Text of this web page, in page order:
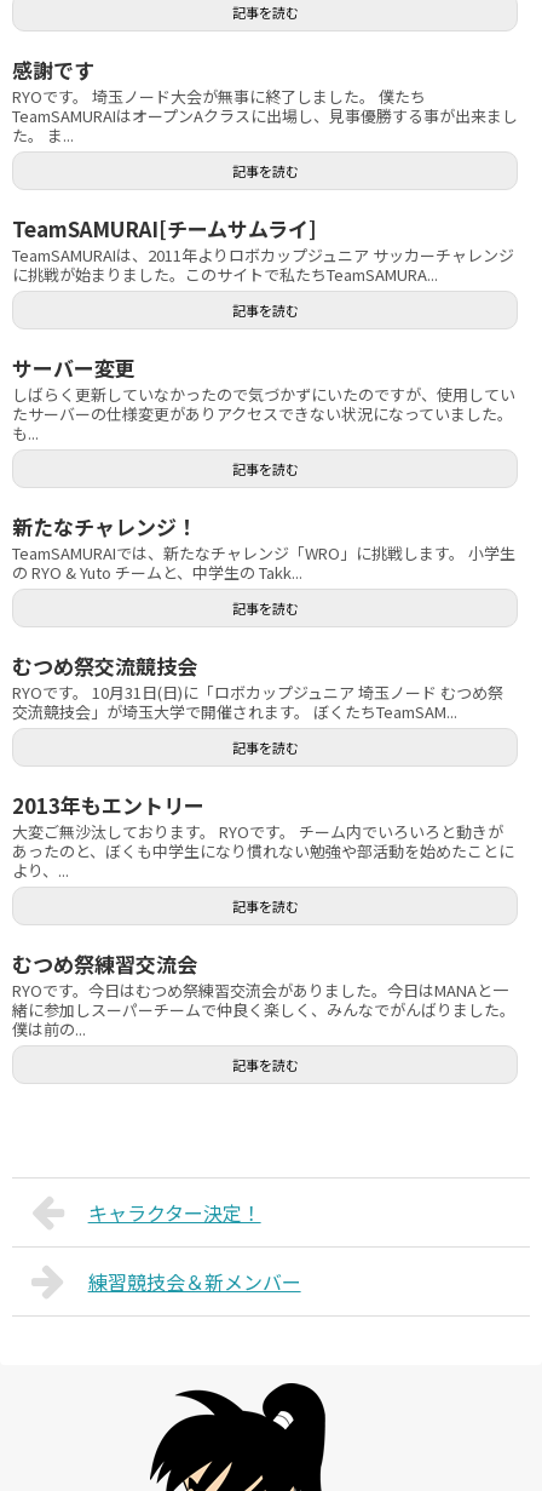
記事を読む
感謝です
RYOです。 埼玉ノード大会が無事に終了しました。 僕たち
TeamSAMURAIはオープンAクラスに出場し、見事優勝する事が出来まし
た。 ま...
記事を読む
TeamSAMURAI[チームサムライ]
TeamSAMURAIは、2011年よりロボカップジュニア サッカーチャレンジ
に挑戦が始まりました。このサイトで私たちTeamSAMURA...
記事を読む
サーバー変更
しばらく更新していなかったので気づかずにいたのですが、使用してい
たサーバーの仕様変更がありアクセスできない状況になっていました。
も...
記事を読む
新たなチャレンジ！
TeamSAMURAIでは、新たなチャレンジ「WRO」に挑戦します。 小学生
の RYO & Yuto チームと、中学生の Takk...
記事を読む
むつめ祭交流競技会
RYOです。 10月31日(日)に「ロボカップジュニア 埼玉ノード むつめ祭
交流競技会」が埼玉大学で開催されます。 ぼくたちTeamSAM...
記事を読む
2013年もエントリー
大変ご無沙汰しております。 RYOです。 チーム内でいろいろと動きが
あったのと、ぼくも中学生になり慣れない勉強や部活動を始めたことに
より、...
記事を読む
むつめ祭練習交流会
RYOです。今日はむつめ祭練習交流会がありました。今日はMANAと一
緒に参加しスーパーチームで仲良く楽しく、みんなでがんばりました。
僕は前の...
記事を読む
キャラクター決定！
練習競技会＆新メンバー